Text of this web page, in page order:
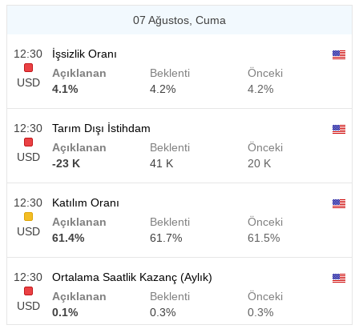
07 Ağustos, Cuma
12:30
USD
İşsizlik Oranı
Açıklanan
4.1%
Beklenti
4.2%
Önceki
4.2%
12:30
USD
Tarım Dışı İstihdam
Açıklanan
-23 K
Beklenti
41 K
Önceki
20 K
12:30
USD
Katılım Oranı
Açıklanan
61.4%
Beklenti
61.7%
Önceki
61.5%
12:30
USD
Ortalama Saatlik Kazanç (Aylık)
Açıklanan
0.1%
Beklenti
0.3%
Önceki
0.3%